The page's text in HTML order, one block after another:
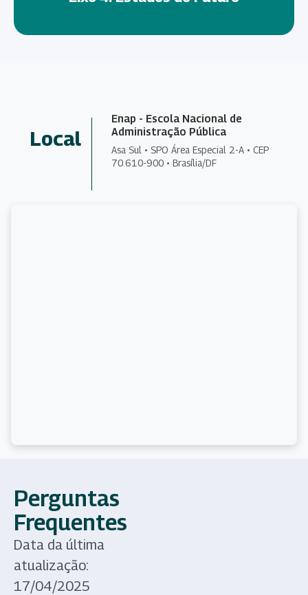
Local
Enap - Escola Nacional de
Administração Pública
Asa Sul • SPO Área Especial 2-A • CEP
70.610-900 • Brasília/DF
Perguntas
Frequentes
Data da última
atualização:
17/04/2025